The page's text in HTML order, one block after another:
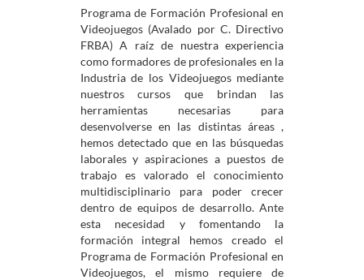
Programa de Formación Profesional en
Videojuegos (Avalado por C. Directivo
FRBA) A raíz de nuestra experiencia
como formadores de profesionales en la
Industria de los Videojuegos mediante
nuestros cursos que brindan las
herramientas necesarias para
desenvolverse en las distintas áreas ,
hemos detectado que en las búsquedas
laborales y aspiraciones a puestos de
trabajo es valorado el conocimiento
multidisciplinario para poder crecer
dentro de equipos de desarrollo. Ante
esta necesidad y fomentando la
formación integral hemos creado el
Programa de Formación Profesional en
Videojuegos, el mismo requiere de